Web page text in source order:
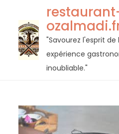
contenu
"Savourez l'esprit de
expérience
inoubliable."